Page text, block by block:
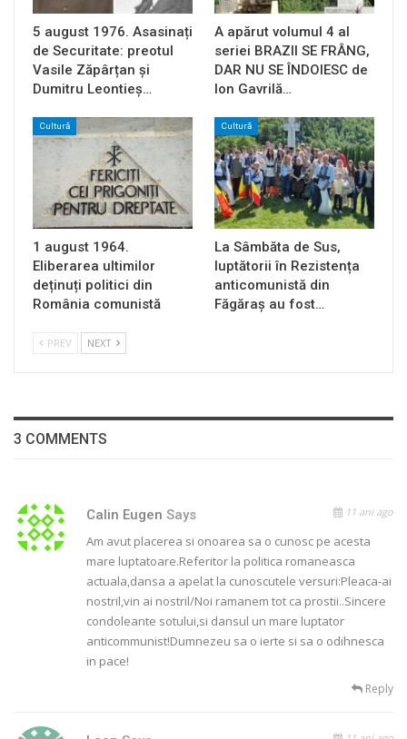
5 august 1976. Asasinați
de Securitate: preotul
Vasile Zăpârțan și
Dumitru Leontieș…
A apărut volumul 4 al
seriei BRAZII SE FRÂNG,
DAR NU SE ÎNDOIESC de
Ion Gavrilă…
Cultură
1 august 1964.
Eliberarea ultimilor
deținuți politici din
România comunistă
Cultură
La Sâmbăta de Sus,
luptătorii în Rezistența
anticomunistă din
Făgăraș au fost…
PREV NEXT
3 COMMENTS
Calin Eugen Says 11 ani ago
Am avut placerea si onoarea sa o cunosc pe acesta
mare luptatoare.Referitor la politica romaneasca
actuala,dansa a apelat la cunoscutele versuri:Pleaca-ai
nostril,vin ai nostril/Noi ramanem tot ca prostii..Sincere
condoleante sotului,si dansul un mare luptator
anticommunist!Dumnezeu sa o ierte si sa o odihnesca
in pace!
Reply